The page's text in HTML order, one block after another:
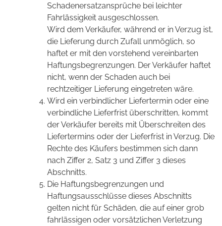
Schadenersatzansprüche bei leichter
Fahrlässigkeit ausgeschlossen.
Wird dem Verkäufer, während er in Verzug ist,
die Lieferung durch Zufall unmöglich, so
haftet er mit den vorstehend vereinbarten
Haftungsbegrenzungen. Der Verkäufer haftet
nicht, wenn der Schaden auch bei
rechtzeitiger Lieferung eingetreten wäre.
Wird ein verbindlicher Liefertermin oder eine
verbindliche Lieferfrist überschritten, kommt
der Verkäufer bereits mit Überschreiten des
Liefertermins oder der Lieferfrist in Verzug. Die
Rechte des Käufers bestimmen sich dann
nach Ziffer 2, Satz 3 und Ziffer 3 dieses
Abschnitts.
Die Haftungsbegrenzungen und
Haftungsausschlüsse dieses Abschnitts
gelten nicht für Schäden, die auf einer grob
fahrlässigen oder vorsätzlichen Verletzung